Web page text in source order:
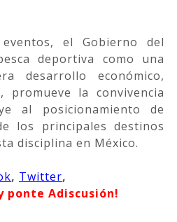
el Gobierno del
deportiva como una
desarrollo económico,
la convivencia
al posicionamiento de
los principales destinos
disciplina en México.
, Twitter,
ponte Adiscusión!